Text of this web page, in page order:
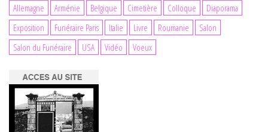
Allemagne Arménie Belgique Cimetière Colloque
Diaporama
Exposition
Funéraire Paris Italie Livre Roumanie
Salon
Salon du Funéraire
USA Vidéo Voeux